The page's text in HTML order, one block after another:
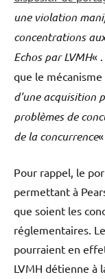
une violation
concentrations
Echos par LVMH«
que le
d’une acquisition
problèmes de
de la concurrence« .
Pour rappel, le
permettant à
que soient les
réglementaires.
pourraient en
LVMH détienne à